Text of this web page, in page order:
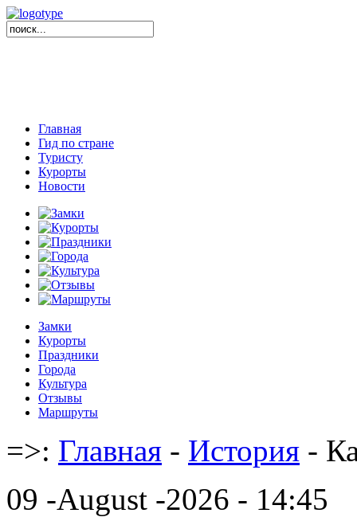
Главная
Гид по стране
Туристу
Курорты
Новости
Замки
Курорты
Праздники
Города
Культура
Отзывы
Маршруты
=>: Главная - История -
09 -August -2026 - 14:45